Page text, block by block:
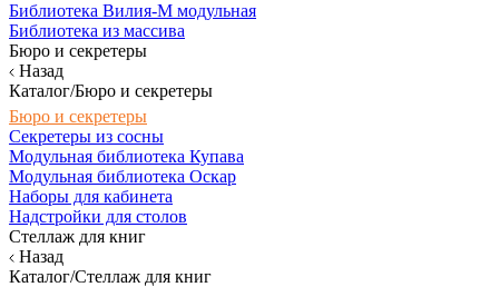
Библиотека Вилия-М модульная
Библиотека из массива
Бюро и секретеры
Назад
Каталог/Бюро и секретеры
Бюро и секретеры
Секретеры из сосны
Модульная библиотека Купава
Модульная библиотека Оскар
Наборы для кабинета
Надстройки для столов
Стеллаж для книг
Назад
Каталог/Стеллаж для книг